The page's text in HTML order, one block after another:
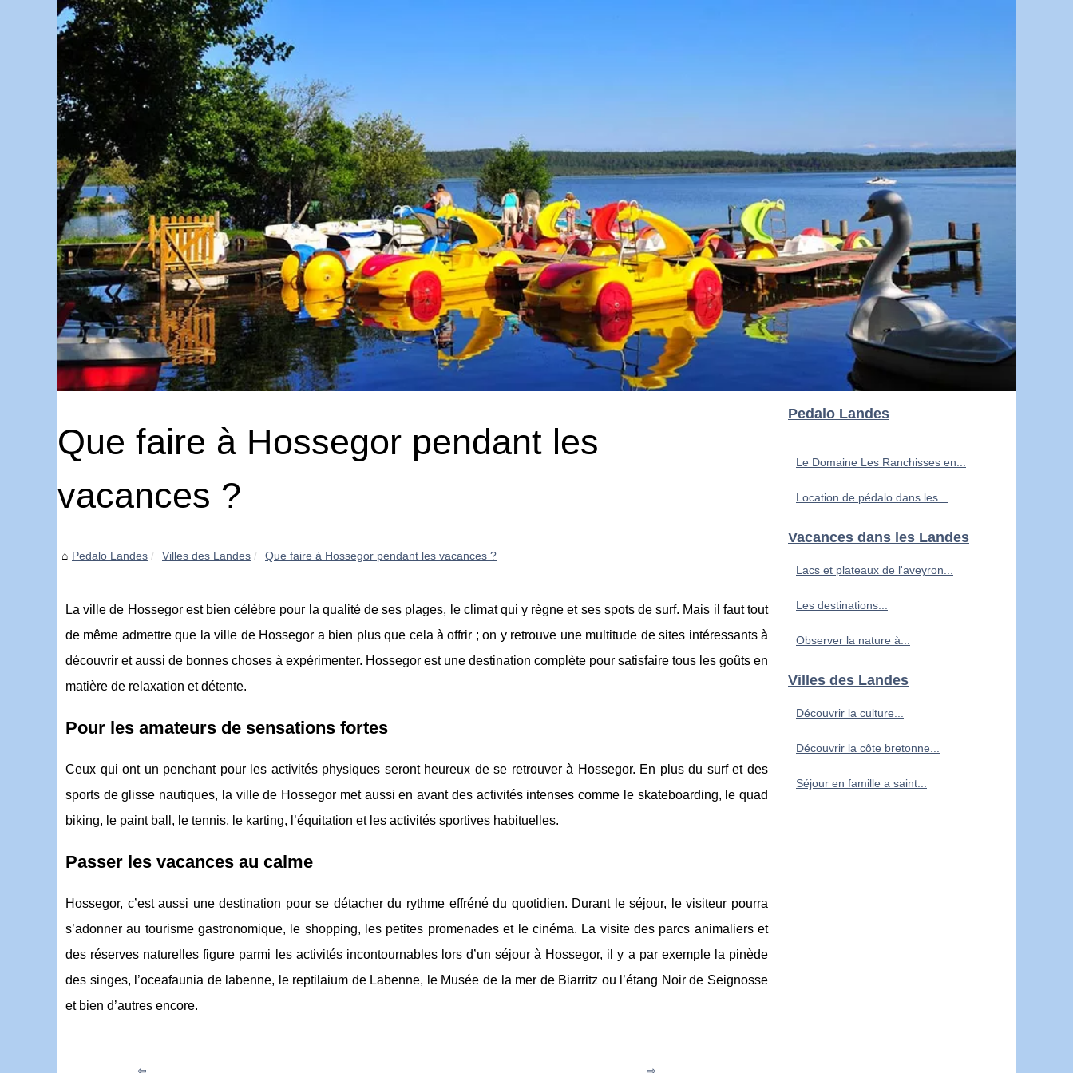
Que faire à Hossegor pendant les
vacances ?
Pedalo Landes Villes des Landes Que faire à Hossegor pendant les vacances ?
La ville de Hossegor est bien célèbre pour la qualité de ses plages, le climat qui y règne et ses spots de surf. Mais il faut tout
de même admettre que la ville de Hossegor a bien plus que cela à offrir ; on y retrouve une multitude de sites intéressants à
découvrir et aussi de bonnes choses à expérimenter. Hossegor est une destination complète pour satisfaire tous les goûts en
matière de relaxation et détente.
Pour les amateurs de sensations fortes
Ceux qui ont un penchant pour les activités physiques seront heureux de se retrouver à Hossegor. En plus du surf et des
sports de glisse nautiques, la ville de Hossegor met aussi en avant des activités intenses comme le skateboarding, le quad
biking, le paint ball, le tennis, le karting, l’équitation et les activités sportives habituelles.
Passer les vacances au calme
Hossegor, c’est aussi une destination pour se détacher du rythme effréné du quotidien. Durant le séjour, le visiteur pourra
s’adonner au tourisme gastronomique, le shopping, les petites promenades et le cinéma. La visite des parcs animaliers et
des réserves naturelles figure parmi les activités incontournables lors d’un séjour à Hossegor, il y a par exemple la pinède
des singes, l’oceafaunia de labenne, le reptilaium de Labenne, le Musée de la mer de Biarritz ou l’étang Noir de Seignosse
et bien d’autres encore.
Pedalo Landes
Le Domaine Les Ranchisses en...
Location de pédalo dans les...
Vacances dans les Landes
Lacs et plateaux de l'aveyron...
Les destinations...
Observer la nature à...
Villes des Landes
Découvrir la culture...
Découvrir la côte bretonne...
Séjour en famille a saint...